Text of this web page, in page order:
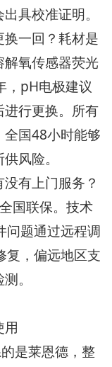
具校准证明。
一回？耗材是
解氧传感器荧光
，pH电极建议
行更换。所有
国48小时能够
风险。
有上门服务？
国联保。技术
问题通过远程调
复，偏远地区支
。
用
是莱恩德，整